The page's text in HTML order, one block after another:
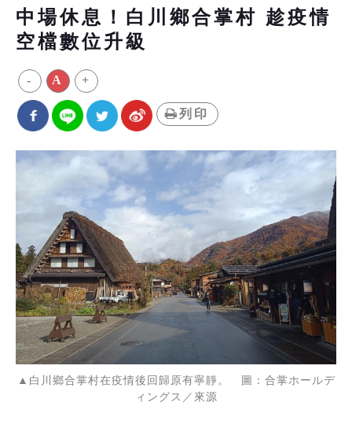
中場休息！白川鄉合掌村 趁疫情
空檔數位升級
- A +
列印
▲白川鄉合掌村在疫情後回歸原有寧靜。 圖：合掌ホールデ
ィングス／來源